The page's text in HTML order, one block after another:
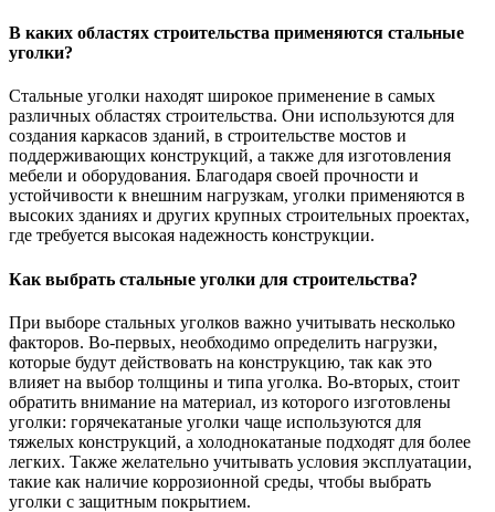
В каких областях строительства применяются стальные
уголки?
Стальные уголки находят широкое применение в самых
различных областях строительства. Они используются для
создания каркасов зданий, в строительстве мостов и
поддерживающих конструкций, а также для изготовления
мебели и оборудования. Благодаря своей прочности и
устойчивости к внешним нагрузкам, уголки применяются в
высоких зданиях и других крупных строительных проектах,
где требуется высокая надежность конструкции.
Как выбрать стальные уголки для строительства?
При выборе стальных уголков важно учитывать несколько
факторов. Во-первых, необходимо определить нагрузки,
которые будут действовать на конструкцию, так как это
влияет на выбор толщины и типа уголка. Во-вторых, стоит
обратить внимание на материал, из которого изготовлены
уголки: горячекатаные уголки чаще используются для
тяжелых конструкций, а холоднокатаные подходят для более
легких. Также желательно учитывать условия эксплуатации,
такие как наличие коррозионной среды, чтобы выбрать
уголки с защитным покрытием.